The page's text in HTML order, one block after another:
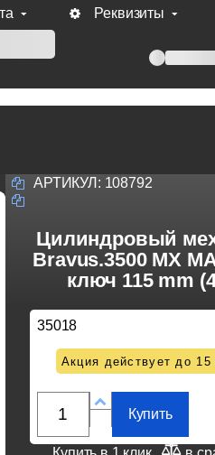
Реквизиты
Forme при оплате по счету.
АРТИКУЛ: 108792
Цилиндровый
Bravus.3500 MX
ключ 115 mm
35018
Акция действует до 15
Купить